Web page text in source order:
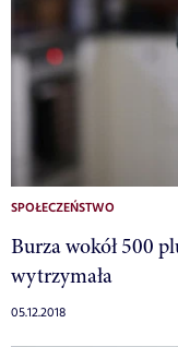
SPOŁECZEŃSTWO
Burza wokół 500
wytrzymała
05.12.2018